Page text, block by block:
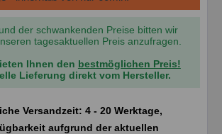
der schwankenden Preise bitten wir
tagesaktuellen Preis anzufragen.
Ihnen den bestmöglichen Preis!
Lieferung direkt vom Hersteller.
Versandzeit: 4 - 20 Werktage,
aufgrund der aktuellen